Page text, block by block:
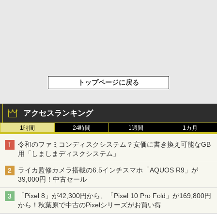
トップページに戻る
アクセスランキング
1時間 24時間 1週間 1カ月
令和のファミコンディスクシステム？安価に書き換え可能なGB
用「しましまディスクシステム」
ライカ監修カメラ搭載の6.5インチスマホ「AQUOS R9」が
39,000円！中古セール
「Pixel 8」が42,300円から、「Pixel 10 Pro Fold」が169,800円
から！秋葉原で中古のPixelシリーズがお買い得